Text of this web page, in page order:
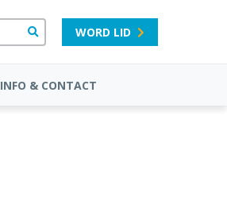
WORD LID
INFO & CONTACT